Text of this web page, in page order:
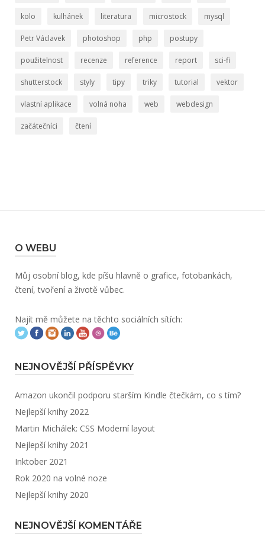
kolo kulhánek literatura microstock mysql
Petr Václavek photoshop php postupy
použitelnost recenze reference report sci-fi
shutterstock styly tipy triky tutorial vektor
vlastní aplikace volná noha web webdesign
začátečníci čtení
O WEBU
Můj osobní blog, kde píšu hlavně o grafice, fotobankách,
čtení, tvoření a životě vůbec.
Najít mě můžete na těchto sociálních sítích:
NEJNOVĚJŠÍ PŘÍSPĚVKY
Amazon ukončil podporu starším Kindle čtečkám, co s tím?
Nejlepší knihy 2022
Martin Michálek: CSS Moderní layout
Nejlepší knihy 2021
Inktober 2021
Rok 2020 na volné noze
Nejlepší knihy 2020
NEJNOVĚJŠÍ KOMENTÁŘE